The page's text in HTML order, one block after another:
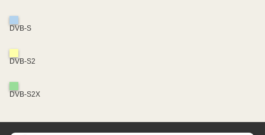
DVB-S
DVB-S2
DVB-S2X